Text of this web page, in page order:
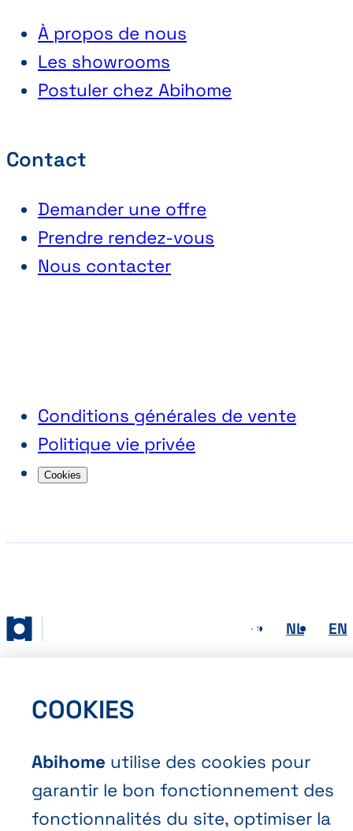
Abihome
Conditions générales de vente
Politique vie privée
Cookies
FR NL EN
À propos de nous
Les showrooms
Postuler chez Abihome
Contact
Demander une offre
Prendre rendez-vous
Nous contacter
COOKIES
Abihome utilise des cookies pour
garantir le bon fonctionnement des
fonctionnalités du site, optimiser la